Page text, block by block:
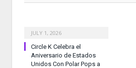
JULY 1, 2026
Circle K Celebra el
Aniversario de Estados
Unidos Con Polar Pops a